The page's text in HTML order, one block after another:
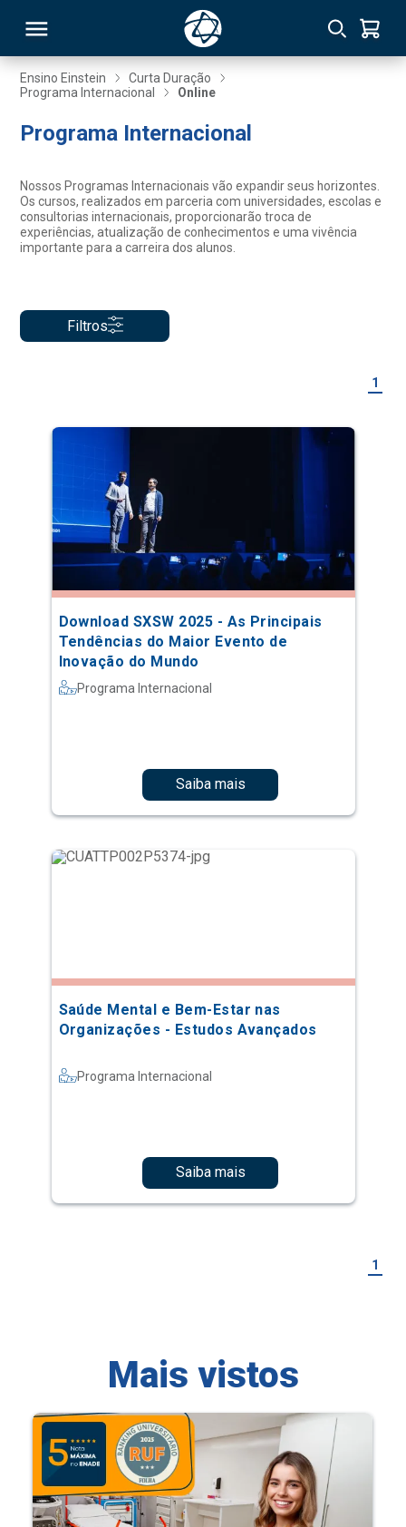
Ensino Einstein
Curta Duração
Programa Internacional
Online
Programa Internacional
Nossos Programas Internacionais vão expandir seus horizontes.
Os cursos, realizados em parceria com universidades, escolas e
consultorias internacionais, proporcionarão troca de
experiências, atualização de conhecimentos e uma vivência
importante para a carreira dos alunos.
Filtros
1
Download SXSW 2025 - As Principais
Tendências do Maior Evento de
Inovação do Mundo
Programa Internacional
Saiba mais
Saúde Mental e Bem-Estar nas
Organizações - Estudos Avançados
Programa Internacional
Saiba mais
1
Mais vistos